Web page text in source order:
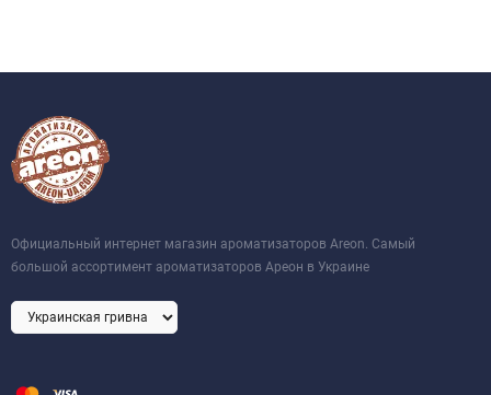
Официальный интернет магазин ароматизаторов Areon. Самый
большой ассортимент ароматизаторов Ареон в Украине